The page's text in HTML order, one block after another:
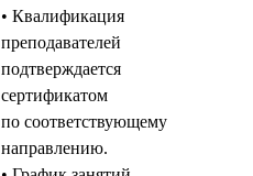
• Квалификация
преподавателей
подтверждается
сертификатом
по соответствующему
направлению.